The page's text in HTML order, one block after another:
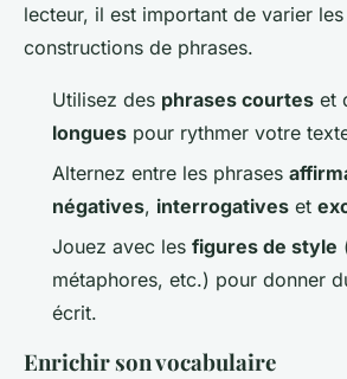
lecteur, il est important de varier
constructions de phrases.
Utilisez des phrases courtes et
longues pour rythmer votre
Alternez entre les phrases
négatives, interrogatives et
Jouez avec les figures de style
métaphores, etc.) pour donner
écrit.
Enrichir son vocabulaire